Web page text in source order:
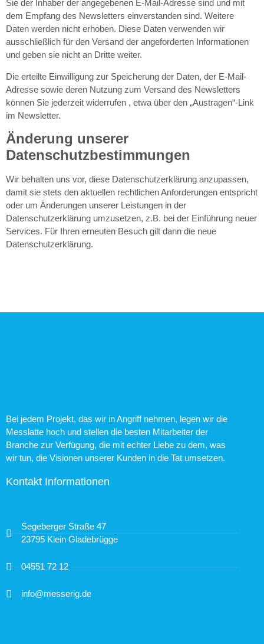
Sie der Inhaber der angegebenen E-Mail-Adresse sind und mit
dem Empfang des Newsletters einverstanden sind. Weitere
Daten werden nicht erhoben. Diese Daten verwenden wir
ausschließlich für den Versand der angeforderten Informationen
und geben sie nicht an Dritte weiter.
Die erteilte Einwilligung zur Speicherung der Daten, der E-Mail-
Adresse sowie deren Nutzung zum Versand des Newsletters
können Sie jederzeit widerrufen , etwa über den „Austragen“-Link
im Newsletter.
Änderung unserer
Datenschutzbestimmungen
Wir behalten uns vor, diese Datenschutzerklärung anzupassen,
damit sie stets den aktuellen rechtlichen Anforderungen entspricht
oder um Änderungen unserer Leistungen in der
Datenschutzerklärung umzusetzen, z.B. bei der Einführung neuer
Services. Für Ihren erneuten Besuch gilt dann die neue
Datenschutzerklärung.
Bei jedem Projekt, das wir in Angriff nehmen, legen wir die
Messlatte hoch und stellen die besten Mitarbeiter der
Branche zur Verfügung, die mit echter Liebe zu dem, was
wir tun, die Visionen unserer Kunden in die Tat umsetzen.
Kontakt Informationen
Segeberger Straße 47
23795 Klein Gladebrügge
04551 72 12
info@messerig.de